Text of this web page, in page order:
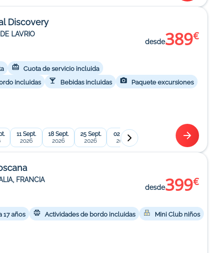
Discovery
LAVRIO
desde389€
Cuota de servicio incluida
incluidas
Bebidas incluidas Paquete excursiones
11 Sept.
2026
18 Sept.
2026
25 Sept.
2026
02 Oct.
2026
16 Oct.
2026
FRANCIA
desde399€
17 años Actividades de bordo incluidas
Mini Club niños